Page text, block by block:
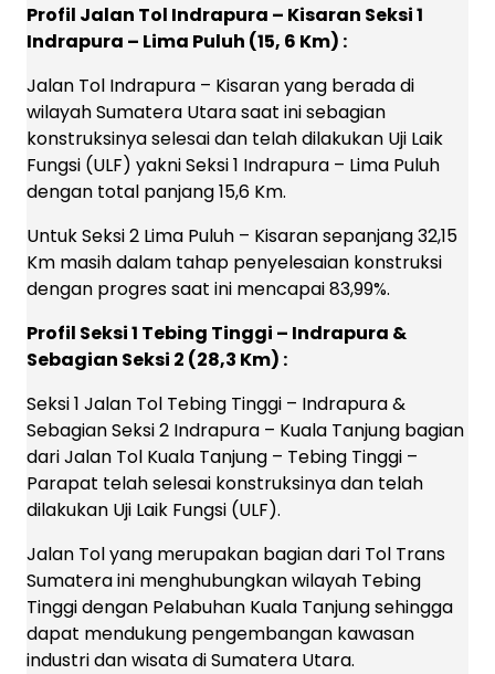
Profil Jalan Tol Indrapura – Kisaran Seksi 1
Indrapura – Lima Puluh (15, 6 Km) :
Jalan Tol Indrapura – Kisaran yang berada di
wilayah Sumatera Utara saat ini sebagian
konstruksinya selesai dan telah dilakukan Uji Laik
Fungsi (ULF) yakni Seksi 1 Indrapura – Lima Puluh
dengan total panjang 15,6 Km.
Untuk Seksi 2 Lima Puluh – Kisaran sepanjang 32,15
Km masih dalam tahap penyelesaian konstruksi
dengan progres saat ini mencapai 83,99%.
Profil Seksi 1 Tebing Tinggi – Indrapura &
Sebagian Seksi 2 (28,3 Km) :
Seksi 1 Jalan Tol Tebing Tinggi – Indrapura &
Sebagian Seksi 2 Indrapura – Kuala Tanjung bagian
dari Jalan Tol Kuala Tanjung – Tebing Tinggi –
Parapat telah selesai konstruksinya dan telah
dilakukan Uji Laik Fungsi (ULF).
Jalan Tol yang merupakan bagian dari Tol Trans
Sumatera ini menghubungkan wilayah Tebing
Tinggi dengan Pelabuhan Kuala Tanjung sehingga
dapat mendukung pengembangan kawasan
industri dan wisata di Sumatera Utara.